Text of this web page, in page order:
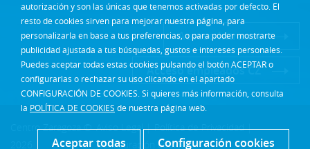
autorización y son las únicas que tenemos activadas por defecto. El
resto de cookies sirven para mejorar nuestra página, para
personalizarla en base a tus preferencias, o para poder mostrarte
publicidad ajustada a tus búsquedas, gustos e intereses personales.
Puedes aceptar todas estas cookies pulsando el botón ACEPTAR o
configurarlas o rechazar su uso clicando en el apartado
CONFIGURACIÓN DE COOKIES. Si quieres más información, consulta
la POLÍTICA DE COOKIES de nuestra página web.
Aceptar todas Configuración cookies
Acceso Intranet
Acceso empleados CZ
Centro Zaragoza © Aviso Legal |Política de Privacidad|
Configuración cookies